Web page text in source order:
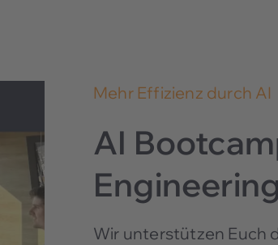
Mehr Effizienz durch AI
AI
Engineering
Wir unterstützen Euch